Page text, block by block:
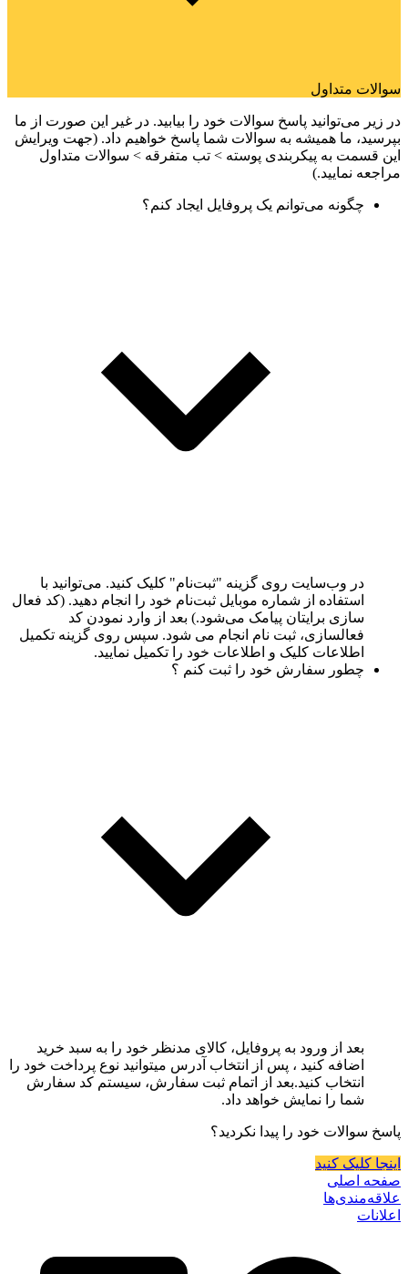
سوالات متداول
در زیر می‌توانید پاسخ سوالات خود را بیابید. در غیر این صورت از ما
بپرسید، ما همیشه به سوالات شما پاسخ خواهیم داد. (جهت ویرایش
این قسمت به پیکربندی پوسته > تب متفرقه > سوالات متداول
مراجعه نمایید.)
چگونه می‌توانم یک پروفایل ایجاد کنم؟
در وب‌سایت روی گزینه "ثبت‌نام" کلیک کنید. می‌توانید با
استفاده از شماره موبایل ثبت‌نام خود را انجام دهید. (کد فعال
سازی برایتان پیامک می‌شود.) بعد از وارد نمودن کد
فعالسازی، ثبت نام انجام می شود. سپس روی گزینه تکمیل
اطلاعات کلیک و اطلاعات خود را تکمیل نمایید.
چطور سفارش خود را ثبت کنم ؟
بعد از ورود به پروفایل، کالای مدنظر خود را به سبد خرید
اضافه کنید ، پس از انتخاب آدرس میتوانید نوع پرداخت خود را
انتخاب کنید.بعد از اتمام ثبت سفارش، سیستم کد سفارش
شما را نمایش خواهد داد.
پاسخ سوالات خود را پیدا نکردید؟
اینجا کلیک کنید
صفحه اصلی
علاقه‌مندی‌ها
اعلانات